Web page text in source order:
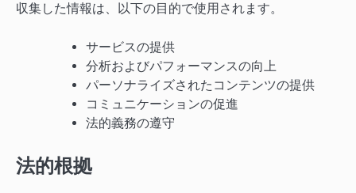
収集した情報は、以下の目的で使用されます。
サービスの提供
分析およびパフォーマンスの向上
パーソナライズされたコンテンツの提供
コミュニケーションの促進
法的義務の遵守
法的根拠